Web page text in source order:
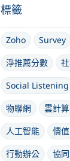
標籤
Zoho Survey
淨推薦分數
Social Listening
物聯網
雲計算
人工智能
價值
行動辦公
協